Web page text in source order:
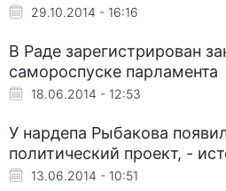
29.10.2014 - 16:16
В Раде зарегистрирован
самороспуске парламента
18.06.2014 - 12:53
У нардепа Рыбакова
политический проект, -
13.06.2014 - 10:51